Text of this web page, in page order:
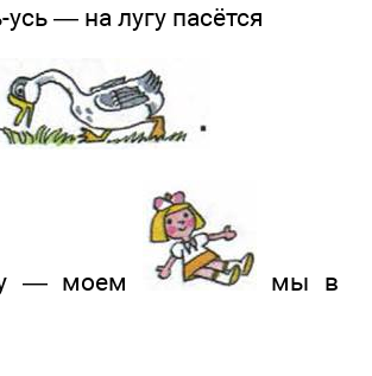
— на лугу пасётся
— моем мы в